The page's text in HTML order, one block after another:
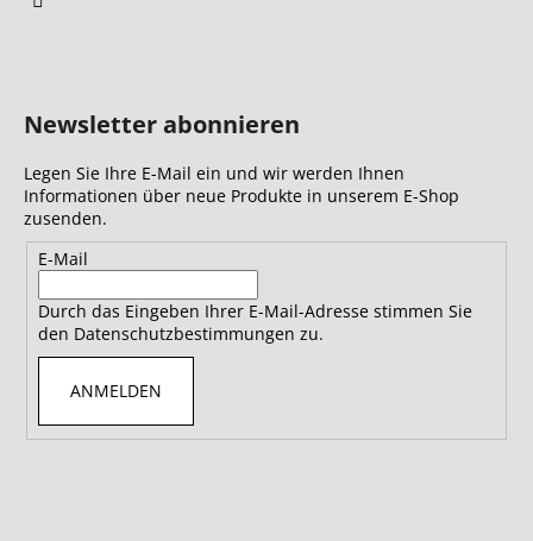
Newsletter abonnieren
Legen Sie Ihre E-Mail ein und wir werden Ihnen
Informationen über neue Produkte in unserem E-Shop
zusenden.
E-Mail
Durch das Eingeben Ihrer E-Mail-Adresse stimmen Sie
den Datenschutzbestimmungen zu.
ANMELDEN